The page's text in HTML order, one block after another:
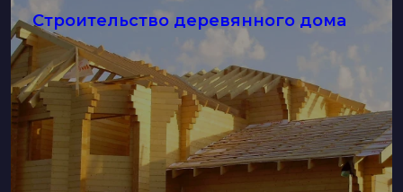
Строительство деревянного дома